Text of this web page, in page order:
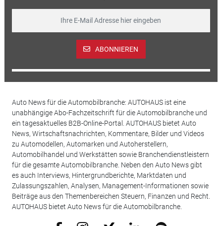
ABONNIEREN
Auto News für die Automobilbranche: AUTOHAUS ist eine
unabhängige Abo-Fachzeitschrift für die Automobilbranche und
ein tagesaktuelles B2B-Online-Portal. AUTOHAUS bietet Auto
News, Wirtschaftsnachrichten, Kommentare, Bilder und Videos
zu Automodellen, Automarken und Autoherstellern,
Automobilhandel und Werkstätten sowie Branchendienstleistern
für die gesamte Automobilbranche. Neben den Auto News gibt
es auch Interviews, Hintergrundberichte, Marktdaten und
Zulassungszahlen, Analysen, Management-Informationen sowie
Beiträge aus den Themenbereichen Steuern, Finanzen und Recht.
AUTOHAUS bietet Auto News für die Automobilbranche.